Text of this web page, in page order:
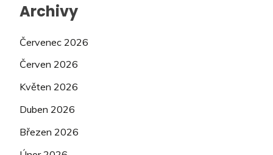
Archivy
Červenec 2026
Červen 2026
Květen 2026
Duben 2026
Březen 2026